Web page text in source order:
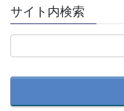
リ
ー
記
事
サイト内検索